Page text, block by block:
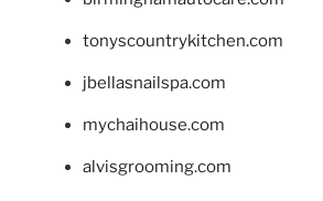
tonyscountrykitchen.com
jbellasnailspa.com
mychaihouse.com
alvisgrooming.com